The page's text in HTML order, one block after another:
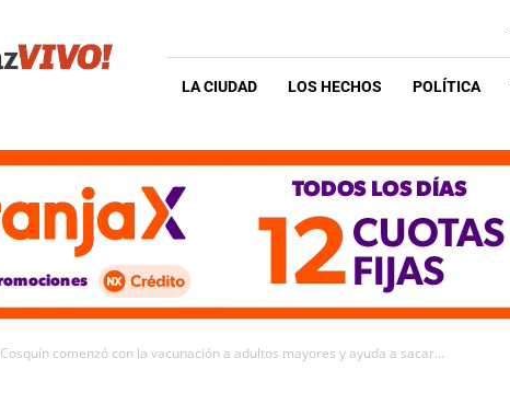
LA CIUDAD LOS HECHOS POLÍTICA
Cosquín comenzó con la vacunación a adultos mayores y ayuda a sacar...